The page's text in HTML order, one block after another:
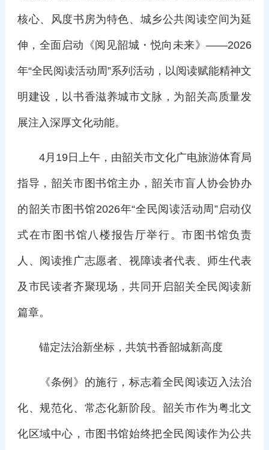
核心、风度书房为特色、城乡公共阅读空间为延
伸，全面启动《阅见韶城・悦向未来》——2026
年“全民阅读活动周”系列活动，以阅读赋能精神文
明建设，以书香滋养城市文脉，为韶关高质量发
展注入深厚文化动能。
4月19日上午，由韶关市文化广电旅游体育局
指导，韶关市图书馆主办，韶关市盲人协会协办
的韶关市图书馆2026年“全民阅读活动周”启动仪
式在市图书馆八楼报告厅举行。市图书馆负责
人、阅读推广志愿者、视障读者代表、师生代表
及市民读者齐聚现场，共同开启韶关全民阅读新
篇章。
锚定法治新坐标，共筑书香韶城新高度
《条例》的施行，标志着全民阅读迈入法治
化、规范化、常态化新阶段。韶关市作为粤北文
化区域中心，市图书馆始终把全民阅读作为公共